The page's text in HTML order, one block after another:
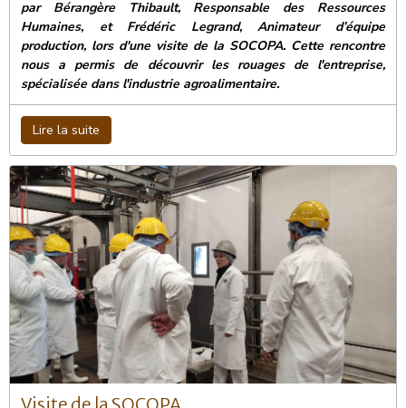
par Bérangère Thibault, Responsable des Ressources
Humaines, et Frédéric Legrand, Animateur d’équipe
production, lors d'une visite de la SOCOPA. Cette rencontre
nous a permis de découvrir les rouages de l'entreprise,
spécialisée dans l'industrie agroalimentaire.
Lire la suite